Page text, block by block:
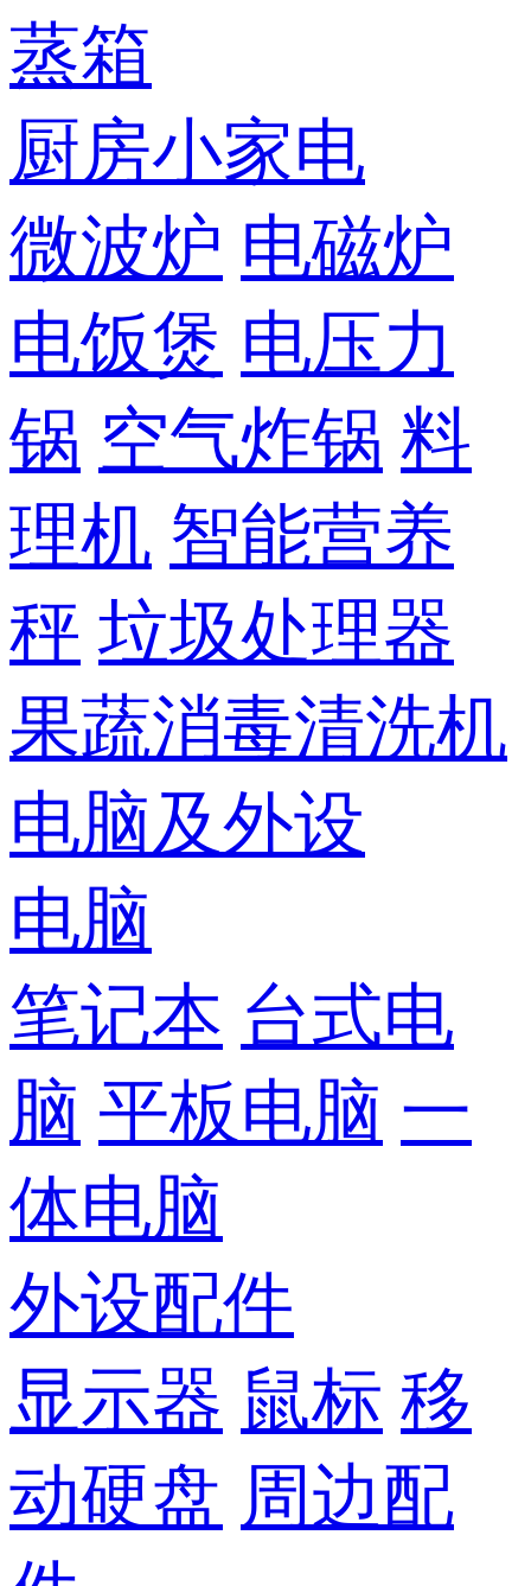
蒸箱
厨房小家电
微波炉 电磁炉
电饭煲 电压力
锅 空气炸锅 料
理机 智能营养
秤 垃圾处理器
果蔬消毒清洗机
电脑及外设
电脑
笔记本 台式电
脑 平板电脑 一
体电脑
外设配件
显示器 鼠标 移
动硬盘 周边配